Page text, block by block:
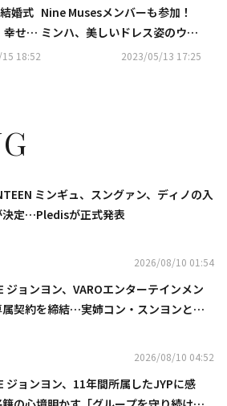
婚式
幸せそ
18:52
Nine Musesメンバーも参加！
ミンハ、美しいドレス姿のウエ
ディング写真を公開「女神様た
2023/05/13 17:25
ミンギュ、スングァン、ディノの入
決定…Pledisが正式発表
2026/08/10 01:54
ジョンヨン、VAROエンターテインメン
属契約を締結…実姉コン・スンヨンと同
2026/08/10 04:52
ジョンヨン、11年間所属したJYPに感